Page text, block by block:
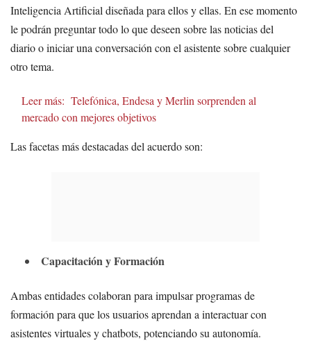
Inteligencia Artificial diseñada para ellos y ellas. En ese momento
le podrán preguntar todo lo que deseen sobre las noticias del
diario o iniciar una conversación con el asistente sobre cualquier
otro tema.
Leer más: Telefónica, Endesa y Merlin sorprenden al
mercado con mejores objetivos
Las facetas más destacadas del acuerdo son:
Capacitación y Formación
Ambas entidades colaboran para impulsar programas de
formación para que los usuarios aprendan a interactuar con
asistentes virtuales y chatbots, potenciando su autonomía.